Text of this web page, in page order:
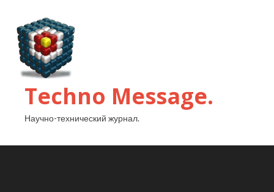
Techno Message.
Научно-технический журнал.